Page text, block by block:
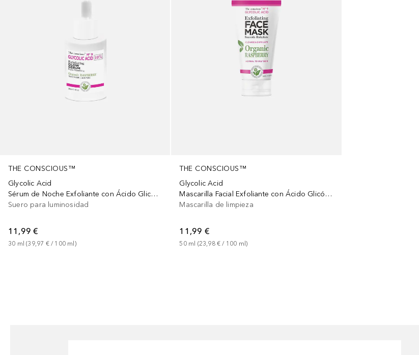
THE CONSCIOUS™
Glycolic Acid
Sérum de Noche Exfoliante con Ácido Glicólico
Suero para luminosidad
11,99 €
30 ml (39,97 € / 100 ml)
THE CONSCIOUS™
Glycolic Acid
Mascarilla Facial Exfoliante con Ácido Glicólico
Mascarilla de limpieza
11,99 €
50 ml (23,98 € / 100 ml)